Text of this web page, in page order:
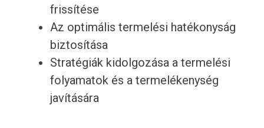
frissítése
Az optimális termelési hatékonyság
biztosítása
Stratégiák kidolgozása a termelési
folyamatok és a termelékenység
javítására